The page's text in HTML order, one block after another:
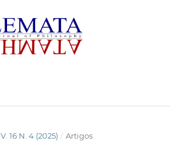
V. 16 N. 4 (2025) / Artigos